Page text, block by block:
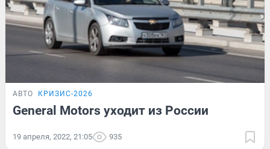
АВТО КРИЗИС-2026
General Motors уходит из России
19 апреля, 2022, 21:05 935